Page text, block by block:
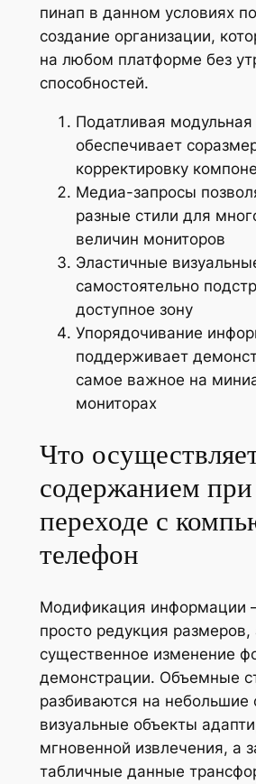
пинап в данном условиях
создание организации,
на любом платформе без
способностей.
Податливая
обеспечивает
корректировку
Медиа-запросы
разные стили для
величин мониторов
Эластичные
самостоятельно
доступное зону
Упорядочивание
поддерживает
самое важное на
мониторах
Что
содержанием при
переходе с
телефон
Модификация информации
просто редукция размеров,
существенное изменение
демонстрации. Объемные
разбиваются на небольшие
визуальные объекты
мгновенной извлечения, а
табличные данные